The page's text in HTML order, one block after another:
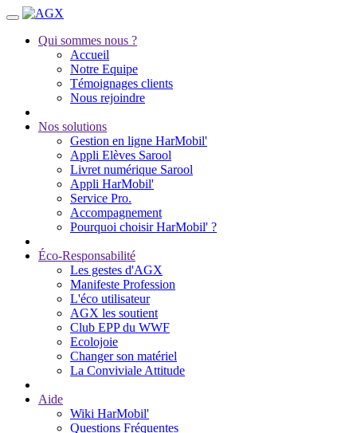
Qui sommes nous ?
Accueil
Notre Equipe
Témoignages clients
Nous rejoindre
Nos solutions
Gestion en ligne HarMobil'
Appli Elèves Sarool
Livret numérique Sarool
Appli HarMobil'
Service Pro.
Accompagnement
Pourquoi choisir HarMobil' ?
Éco-Responsabilité
Les gestes d'AGX
Manifeste Profession
L'éco utilisateur
AGX les soutient
Club EPP du WWF
Ecolojoie
Changer son matériel
La Conviviale Attitude
Aide
Wiki HarMobil'
Questions Fréquentes